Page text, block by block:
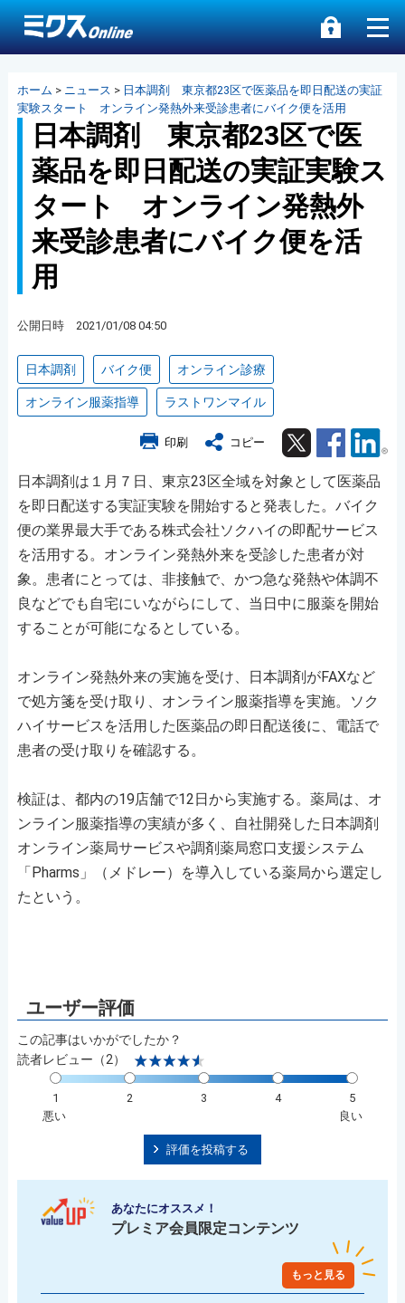
ホーム > ニュース > 日本調剤 東京都23区で医薬品を即日配送の実証
実験スタート オンライン発熱外来受診患者にバイク便を活用
日本調剤 東京都23区で医
薬品を即日配送の実証実験ス
タート オンライン発熱外
来受診患者にバイク便を活
用
公開日時 2021/01/08 04:50
日本調剤 バイク便 オンライン診療
オンライン服薬指導 ラストワンマイル
印刷 コピー Twitter Facebook
日本調剤は１月７日、東京23区全域を対象として医薬品
を即日配送する実証実験を開始すると発表した。バイク
便の業界最大手である株式会社ソクハイの即配サービス
を活用する。オンライン発熱外来を受診した患者が対
象。患者にとっては、非接触で、かつ急な発熱や体調不
良などでも自宅にいながらにして、当日中に服薬を開始
することが可能になるとしている。
オンライン発熱外来の実施を受け、日本調剤がFAXなど
で処方箋を受け取り、オンライン服薬指導を実施。ソク
ハイサービスを活用した医薬品の即日配送後に、電話で
患者の受け取りを確認する。
検証は、都内の19店舗で12日から実施する。薬局は、オ
ンライン服薬指導の実績が多く、自社開発した日本調剤
オンライン薬局サービスや調剤薬局窓口支援システム
「Pharms」（メドレー）を導入している薬局から選定し
たという。
この記事はいかがでしたか？
読者レビュー（2）
1 2 3 4
5
悪い
良い
評価を投稿する
あなたにオススメ！
プレミア会員限定コンテンツ
もっと見る